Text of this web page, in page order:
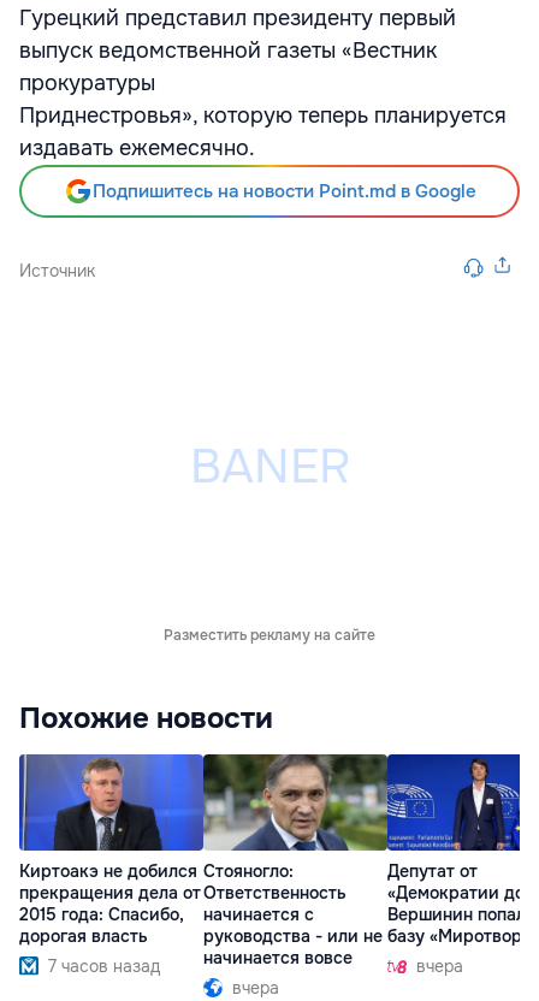
Гурецкий представил президенту первый
выпуск ведомственной газеты «Вестник
прокуратуры
Приднестровья», которую теперь планируется
издавать ежемесячно.
Подпишитесь на новости Point.md в Google
Источник
Разместить рекламу на сайте
Похожие новости
Киртоакэ не добился
прекращения дела от
2015 года: Спасибо,
дорогая власть
7 часов назад
Стояногло:
Ответственность
начинается с
руководства - или не
начинается вовсе
вчера
Депутат от
«Демократии
Вершинин попал в
базу
вчера